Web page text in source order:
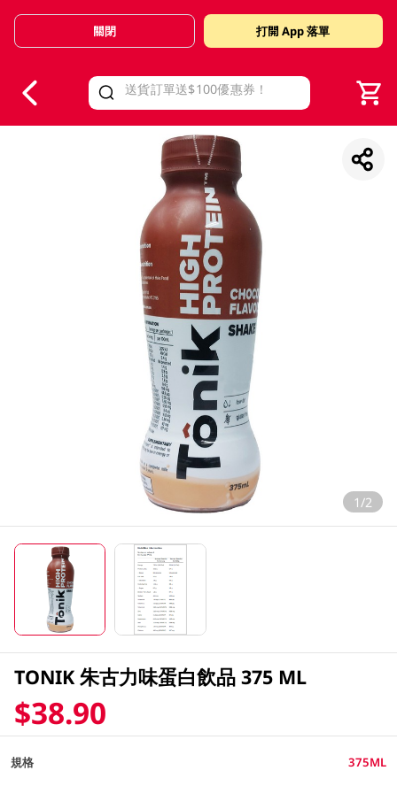
Valid Until 30 June 2026
關閉 打開 App 落單
1/2
TONIK 朱古力味蛋白飲品 375 ML
$38.90
規格 375ML